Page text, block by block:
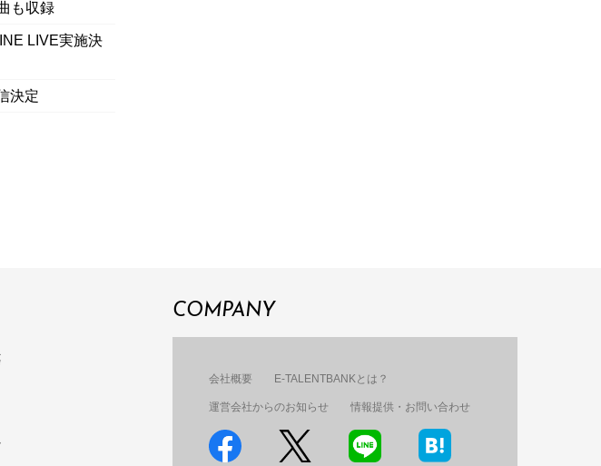
も収録
LIVE実施決
決定
COMPANY
会社概要 E-TALENTBANKとは？
運営会社からのお知らせ 情報提供・お問い合わせ